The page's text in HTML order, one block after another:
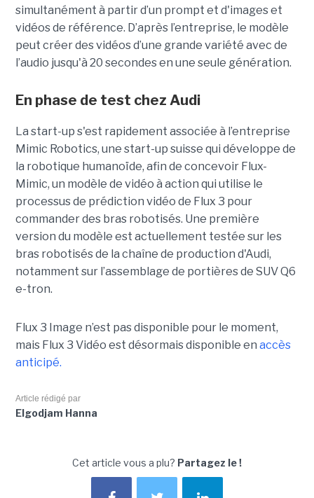
simultanément à partir d’un prompt et d'images et
vidéos de référence. D’après l’entreprise, le modèle
peut créer des vidéos d’une grande variété avec de
l’audio jusqu'à 20 secondes en une seule génération.
En phase de test chez Audi
La start-up s'est rapidement associée à l’entreprise
Mimic Robotics, une start-up suisse qui développe de
la robotique humanoïde, afin de concevoir Flux-
Mimic, un modèle de vidéo à action qui utilise le
processus de prédiction vidéo de Flux 3 pour
commander des bras robotisés. Une première
version du modèle est actuellement testée sur les
bras robotisés de la chaîne de production d'Audi,
notamment sur l’assemblage de portières de SUV Q6
e-tron.
Flux 3 Image n’est pas disponible pour le moment,
mais Flux 3 Vidéo est désormais disponible en accès
anticipé.
Article rédigé par
Elgodjam Hanna
Cet article vous a plu? Partagez le !